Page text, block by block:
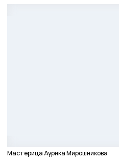
Мастерица Аурика Мирошникова